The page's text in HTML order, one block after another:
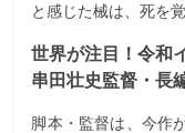
と感じた械は、死を
世界が注目！令和
串田壮史監督・長
脚本・監督は、今作